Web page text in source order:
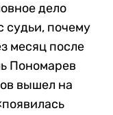
дело
судьи, почему
месяц после
Пономарев
вышел на